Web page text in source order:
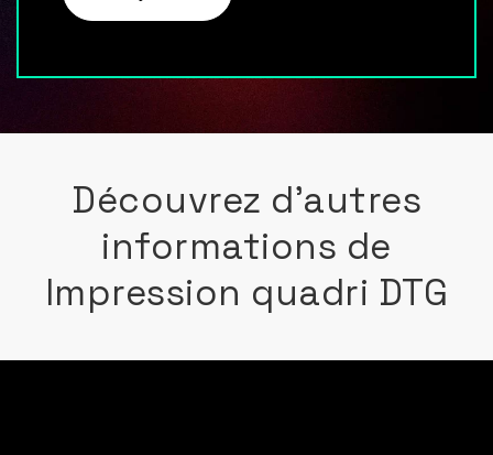
Découvrez d'autres
informations de
Impression quadri DTG